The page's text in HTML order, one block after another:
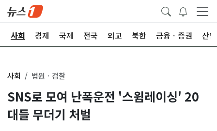
사회 경제 국제 전국 외교 북한 금융ㆍ증권 산업
사회 법원ㆍ검찰
SNS로 모여 난폭운전 '스윔레이싱' 20
대들 무더기 처벌